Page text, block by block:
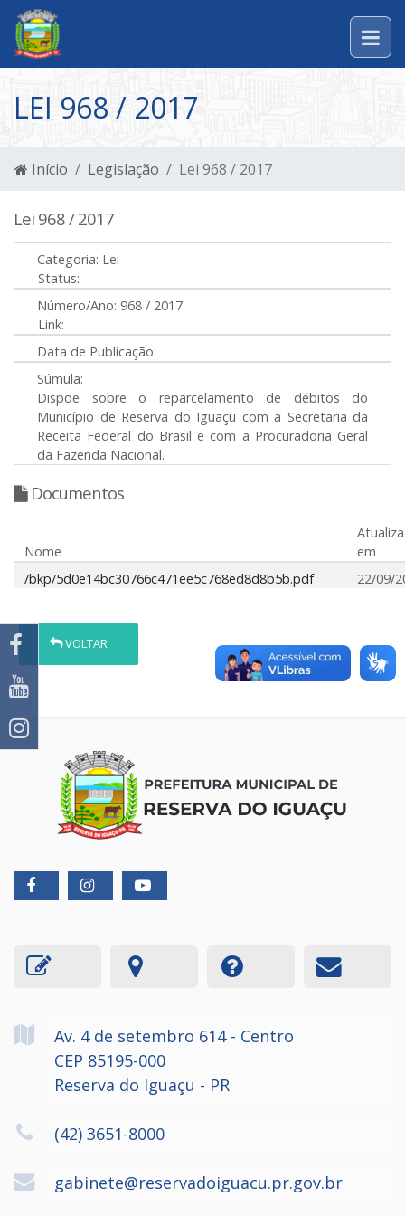
LEI 968 / 2017
Início Legislação Lei 968 / 2017
Lei 968 / 2017
Categoria: Lei
Status: ---
Número/Ano: 968 / 2017
Link:
Data de Publicação:
Súmula:
Dispõe sobre o reparcelamento de débitos do
Município de Reserva do Iguaçu com a Secretaria da
Receita Federal do Brasil e com a Procuradoria Geral
da Fazenda Nacional.
Documentos
Nome
em
/bkp/5d0e14bc30766c471ee5c768ed8d8b5b.pdf
22/09/
VOLTAR
Av. 4 de setembro 614 - Centro
CEP 85195-000
Reserva do Iguaçu - PR
(42) 3651-8000
gabinete@reservadoiguacu.pr.gov.br